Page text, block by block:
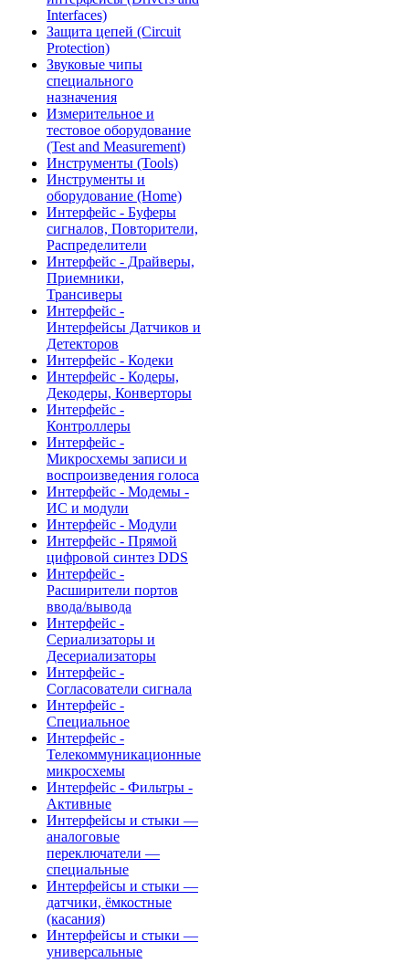
Interfaces)
Защита цепей (Circuit
Protection)
Звуковые чипы
специального
назначения
Измерительное и
тестовое оборудование
(Test and Measurement)
Инструменты (Tools)
Инструменты и
оборудование (Home)
Интерфейс - Буферы
сигналов, Повторители,
Распределители
Интерфейс - Драйверы,
Приемники,
Трансиверы
Интерфейс -
Интерфейсы Датчиков и
Детекторов
Интерфейс - Кодеки
Интерфейс - Кодеры,
Декодеры, Конверторы
Интерфейс -
Контроллеры
Интерфейс -
Микросхемы записи и
воспроизведения голоса
Интерфейс - Модемы -
ИС и модули
Интерфейс - Модули
Интерфейс - Прямой
цифровой синтез DDS
Интерфейс -
Расширители портов
ввода/вывода
Интерфейс -
Сериализаторы и
Десериализаторы
Интерфейс -
Согласователи сигнала
Интерфейс -
Специальное
Интерфейс -
Телекоммуникационные
микросхемы
Интерфейс - Фильтры -
Активные
Интерфейсы и стыки —
аналоговые
переключатели —
специальные
Интерфейсы и стыки —
датчики, ёмкостные
(касания)
Интерфейсы и стыки —
универсальные